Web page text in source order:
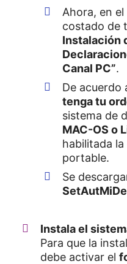
Ahora, en
costado de
Instalación
Canal PC”.
De acuerdo
tenga tu
sistema de
MAC-OS o
habilitada
portable.
Se
Instala el
Para que la
debe activar el